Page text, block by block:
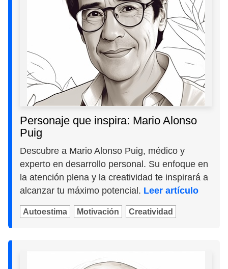
Personaje que inspira: Mario Alonso
Puig
Descubre a Mario Alonso Puig, médico y
experto en desarrollo personal. Su enfoque en
la atención plena y la creatividad te inspirará a
alcanzar tu máximo potencial. Leer artículo
Autoestima Motivación Creatividad